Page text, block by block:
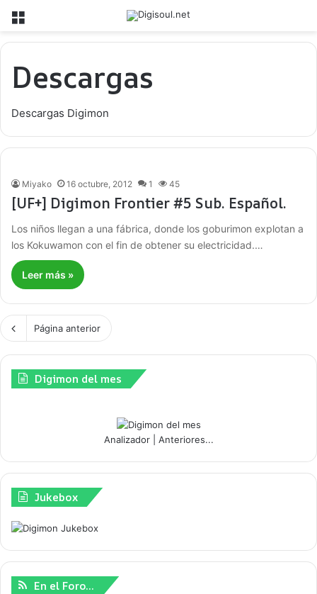
Menú
Descargas
Descargas Digimon
Miyako 16 octubre, 2012 1 45
[UF+] Digimon Frontier #5 Sub. Español.
Los niños llegan a una fábrica, donde los goburimon explotan a
los Kokuwamon con el fin de obtener su electricidad.…
Leer más »
Página anterior
Digimon del mes
Analizador| Anteriores...
Jukebox
En el Foro…